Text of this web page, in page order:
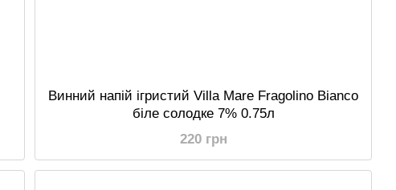
Винний напій ігристий Villa Mare Fragolino Bianco
біле солодке 7% 0.75л
220 грн